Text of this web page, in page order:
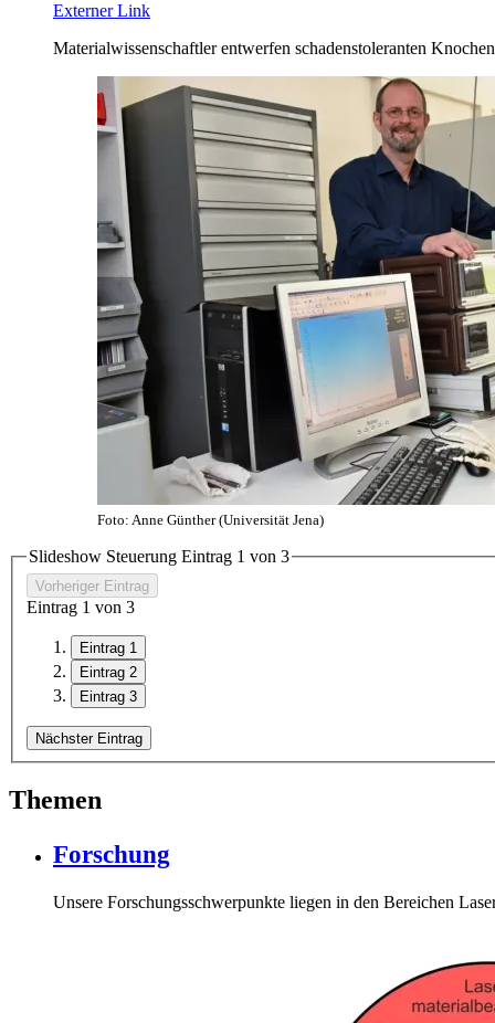
Externer Link
Materialwissenschaftler entwerfen schadenstoleranten
Foto: Anne Günther (Universität Jena)
Slideshow Steuerung Eintrag 1 von 3
Vorheriger Eintrag
Eintrag 1 von 3
Eintrag 1
Eintrag 2
Eintrag 3
Nächster Eintrag
Themen
Forschung
Unsere Forschungsschwerpunkte liegen in den Bereichen